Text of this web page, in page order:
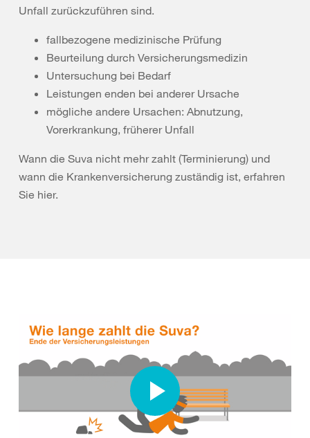
Unfall zurückzuführen sind.
fallbezogene medizinische Prüfung
Beurteilung durch Versicherungsmedizin
Untersuchung bei Bedarf
Leistungen enden bei anderer Ursache
mögliche andere Ursachen: Abnutzung,
Vorerkrankung, früherer Unfall
Wann die Suva nicht mehr zahlt (Terminierung) und
wann die Krankenversicherung zuständig ist, erfahren
Sie hier.